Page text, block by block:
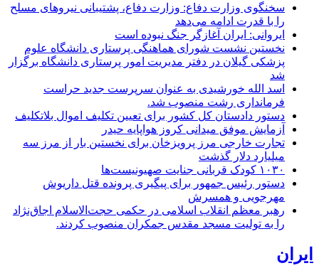
سخنگوی وزارت دفاع: وزارت دفاع، پشتیبانی نیرو‌های مسلح
را با قدرت ادامه می‌دهد
ایروانی: ایران آغازگر جنگ نبوده است
نخستین نشست شورای هماهنگی پرستاری دانشگاه علوم
پزشکی گیلان در دفتر مدیریت امور پرستاری دانشگاه برگزار
شد
اسد الله خورشیدی به عنوان سرپرست جدید حراست
فرمانداری رشت منصوب شد.
دستور دادستان کل کشور برای تعیین تکلیف اموال بلاتکلیف
آزمایش موفق میدانی کروز هواپایه حیدر
تجارت خارجی مرز پرویزخان برای نخستین بار از مرز سه
میلیارد دلار گذشت
۱۰۳۰ کودک قربانی جنایت صهیونیست‌ها
دستور رئیس جمهور برای پیگیری پرونده قتل داریوش
مهرجویی و همسرش
رهبر معظم انقلاب اسلامی در حکمی حجت‌الاسلام اجاق‌نژاد
را به تولیت مسجد مقدس جمکران منصوب کردند.
ایران